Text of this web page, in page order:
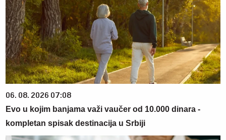
06. 08. 2026 07:08
Evo u kojim banjama važi vaučer od 10.000 dinara -
kompletan spisak destinacija u Srbiji